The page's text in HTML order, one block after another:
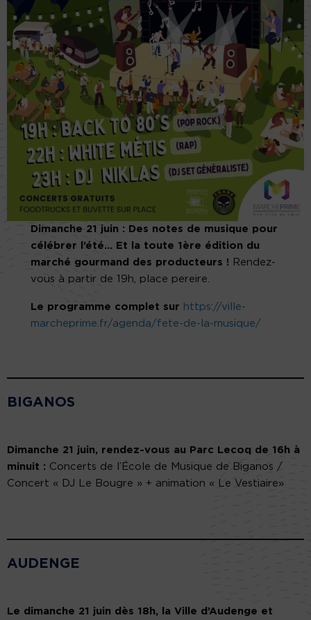
Dimanche 21 juin : Des notes de musique pour
célébrer l’été… Et la toute 1ère édition du
marché gourmand des producteurs ! Rendez-
vous à partir de 19h, place pereire.
Le programme complet sur https://ville-
marcheprime.fr/agenda/fete-de-la-musique/
BIGANOS
Dimanche 21 juin, rendez-vous au Parc Lecoq de 16h à
minuit : Concerts de l’École de Musique de Biganos /
Concert « DJ Le Bougre » + animation « Le Vestiaire»
AUDENGE
Le dimanche 21 juin dès 18h, la Ville d’Audenge et